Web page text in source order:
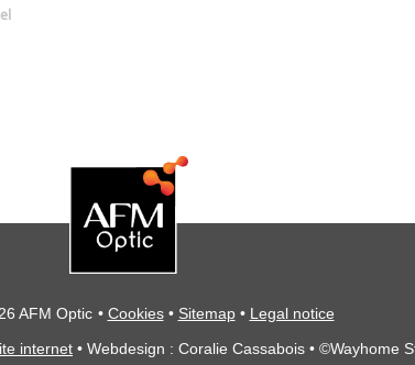
AFM Optic • Cookies• Sitemap• Legal notice
internet • Webdesign : Coralie Cassabois • ©Wayhome